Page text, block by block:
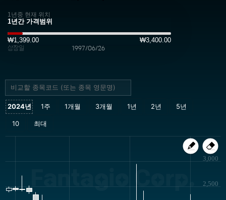
1년중 현재 위치
₩1,399.00 ₩3,400.00
상장일 1997/06/26
2,500
3,000